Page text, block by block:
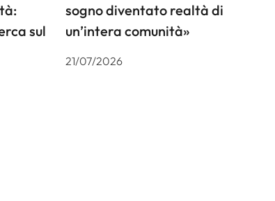
sul
sogno diventato realtà di
un’intera comunità»
21/07/2026